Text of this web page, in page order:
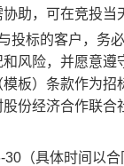
助，可在竞投
投标的客户，务
风险，并愿意遵
板）条款作为
份经济合作联合
30 （具体时间以